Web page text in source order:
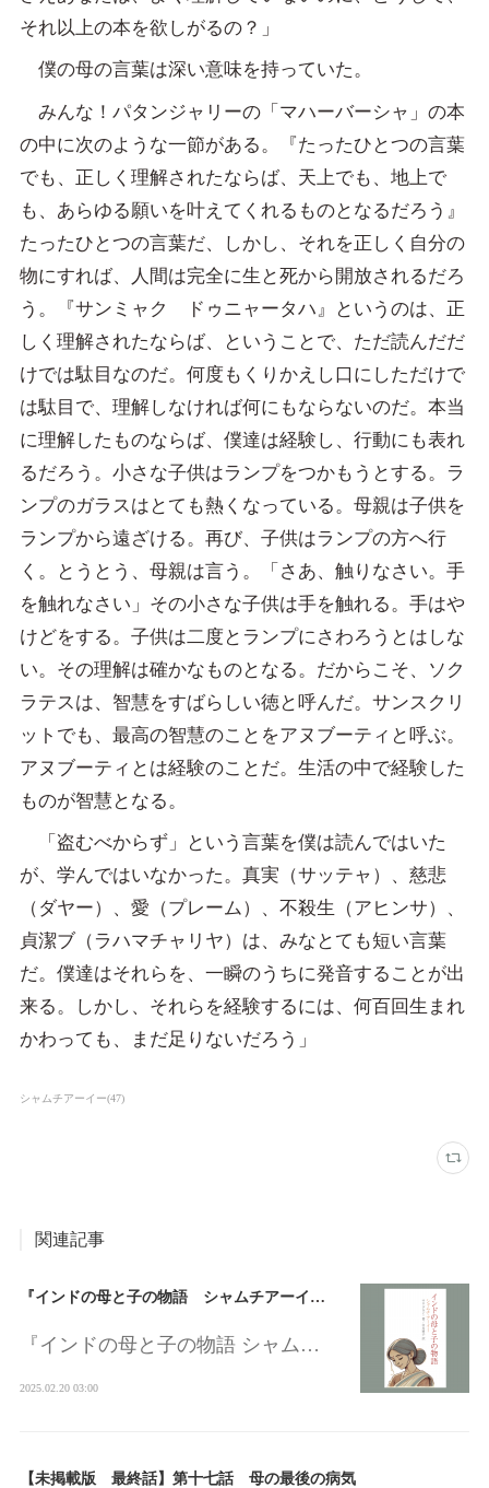
それ以上の本を欲しがるの？」
僕の母の言葉は深い意味を持っていた。
みんな！パタンジャリーの「マハーバーシャ」の本
の中に次のような一節がある。『たったひとつの言葉
でも、正しく理解されたならば、天上でも、地上で
も、あらゆる願いを叶えてくれるものとなるだろう』
たったひとつの言葉だ、しかし、それを正しく自分の
物にすれば、人間は完全に生と死から開放されるだろ
う。『サンミャク ドゥニャータハ』というのは、正
しく理解されたならば、ということで、ただ読んだだ
けでは駄目なのだ。何度もくりかえし口にしただけで
は駄目で、理解しなければ何にもならないのだ。本当
に理解したものならば、僕達は経験し、行動にも表れ
るだろう。小さな子供はランプをつかもうとする。ラ
ンプのガラスはとても熱くなっている。母親は子供を
ランプから遠ざける。再び、子供はランプの方へ行
く。とうとう、母親は言う。「さあ、触りなさい。手
を触れなさい」その小さな子供は手を触れる。手はや
けどをする。子供は二度とランプにさわろうとはしな
い。その理解は確かなものとなる。だからこそ、ソク
ラテスは、智慧をすばらしい徳と呼んだ。サンスクリ
ットでも、最高の智慧のことをアヌブーティと呼ぶ。
アヌブーティとは経験のことだ。生活の中で経験した
ものが智慧となる。
「盗むべからず」という言葉を僕は読んではいた
が、学んではいなかった。真実（サッテャ）、慈悲
（ダヤー）、愛（プレーム）、不殺生（アヒンサ）、
貞潔ブ（ラハマチャリヤ）は、みなとても短い言葉
だ。僕達はそれらを、一瞬のうちに発音することが出
来る。しかし、それらを経験するには、何百回生まれ
かわっても、まだ足りないだろう」
シャムチアーイー(47)
関連記事
『インドの母と子の物語 シャムチアーイー』（坊守中川將子訳）完訳版出版のお知らせ
『インドの母と子の物語 シャム…
2025.02.20 03:00
【未掲載版 最終話】第十七話 母の最後の病気